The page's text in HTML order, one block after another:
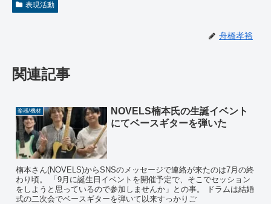
表現活動
舟橋孝裕
関連記事
楽器/機材
NOVELS楠本氏の生誕イベント
にてベースギターを弾いた
楠本さん(NOVELS)からSNSのメッセージで連絡が来たのは7月の終
わり頃。 「9月に誕生日イベントを開催予定で、そこでセッション
をしようと思っているので参加しませんか」との事。 ドラムは結婚
式の二次会でベースギターを弾いて以来すっかりご